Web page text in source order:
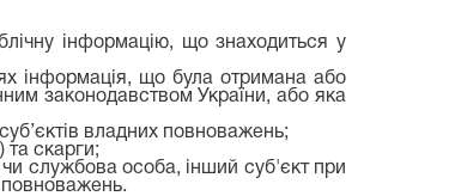
інформацію, що знаходиться у
інформація, що була отримана або
законодавством України, або яка
владних повноважень;
та скарги;
службова особа, інший суб'єкт при
повноважень.